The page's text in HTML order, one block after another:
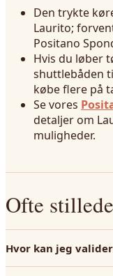
Den trykte
Laurito;
Positano
Hvis du løber
shuttlebåden
købe flere på
Se vores
detaljer om
muligheder.
Ofte
Hvor kan jeg